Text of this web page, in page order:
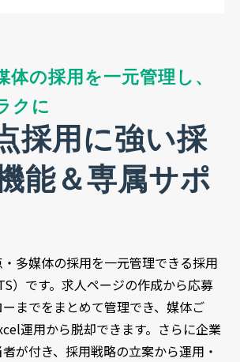
体の採用を一元管理し、
クに
採用に強い採
能＆専属サポ
・多媒体の採用を一元管理できる採用
）です。求人ページの作成から応募
までをまとめて管理でき、媒体ご
運用から脱却できます。さらに企業
が付き、採用戦略の立案から運用・